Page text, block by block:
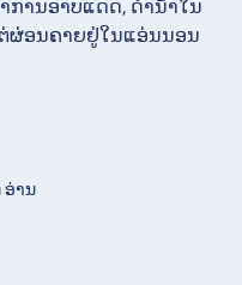
ການອາບແດດ, ດໍານ້ໍາໃນ
ຜ່ອນຄາຍຢູ່ໃນແອ່ນນອນ
ອ່ານ